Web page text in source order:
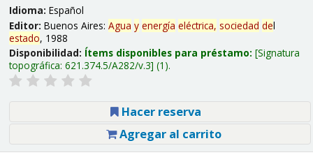
Idioma: Español
Editor: Buenos Aires: Agua y energía eléctrica, sociedad del
estado, 1988
Disponibilidad: Ítems disponibles para préstamo: Signatura
topográfica: 621.374.5/A282/v.3 (1).
Hacer reserva
Agregar al carrito